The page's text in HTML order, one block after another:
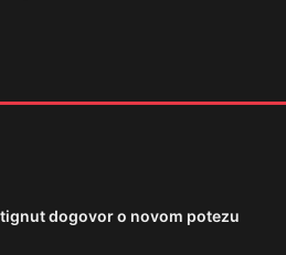
dogovor o novom potezu